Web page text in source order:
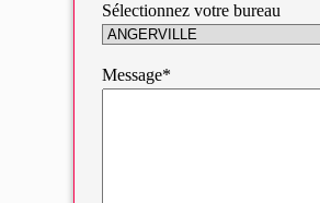
Sélectionnez votre bureau
Message*